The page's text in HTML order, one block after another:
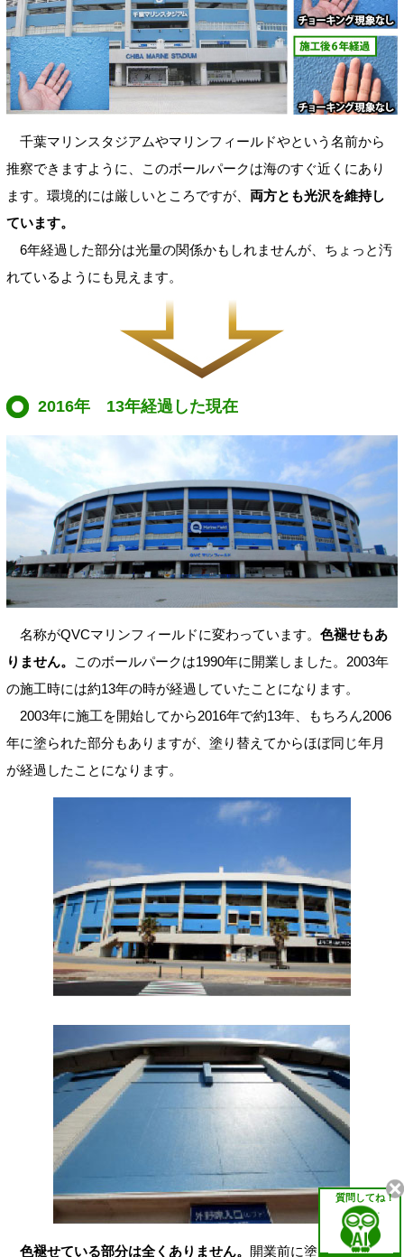
千葉マリンスタジアムやマリンフィールドやという名前から
推察できますように、このボールパークは海のすぐ近くにあり
ます。環境的には厳しいところですが、 両方とも光沢を維持し
ています。
6年経過した部分は光量の関係かもしれませんが、ちょっと汚
れているようにも見えます。
2016年 13年経過した現在
名称がQVCマリンフィールドに変わっています。 色褪せもあ
りません。
このボールパークは1990年に開業しました。2003年
の施工時には約13年の時が経過していたことになります。
2003年に施工を開始してから2016年で約13年、もちろん2006
年に塗られた部分もありますが、塗り替えてからほぼ同じ年月
が経過したことになります。
色褪せている部分は全くありません。 開業前に塗られたフッ
質問してね！